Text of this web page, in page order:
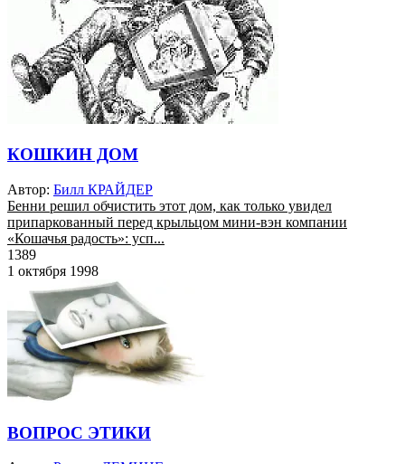
КОШКИН ДОМ
Автор: Билл КРАЙДЕР
Бенни решил обчистить этот дом, как только увидел
припаркованный перед крыльцом мини-вэн компании
«Кошачья радость»: усп...
1389
1 октября 1998
ВОПРОС ЭТИКИ